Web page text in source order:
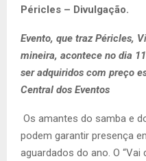
Péricles – Divulgação.
Evento, que traz Péricles,
mineira, acontece no dia
ser adquiridos com preço
Central dos Eventos
Os amantes do samba e
podem garantir presença
aguardados do ano. O “Vai